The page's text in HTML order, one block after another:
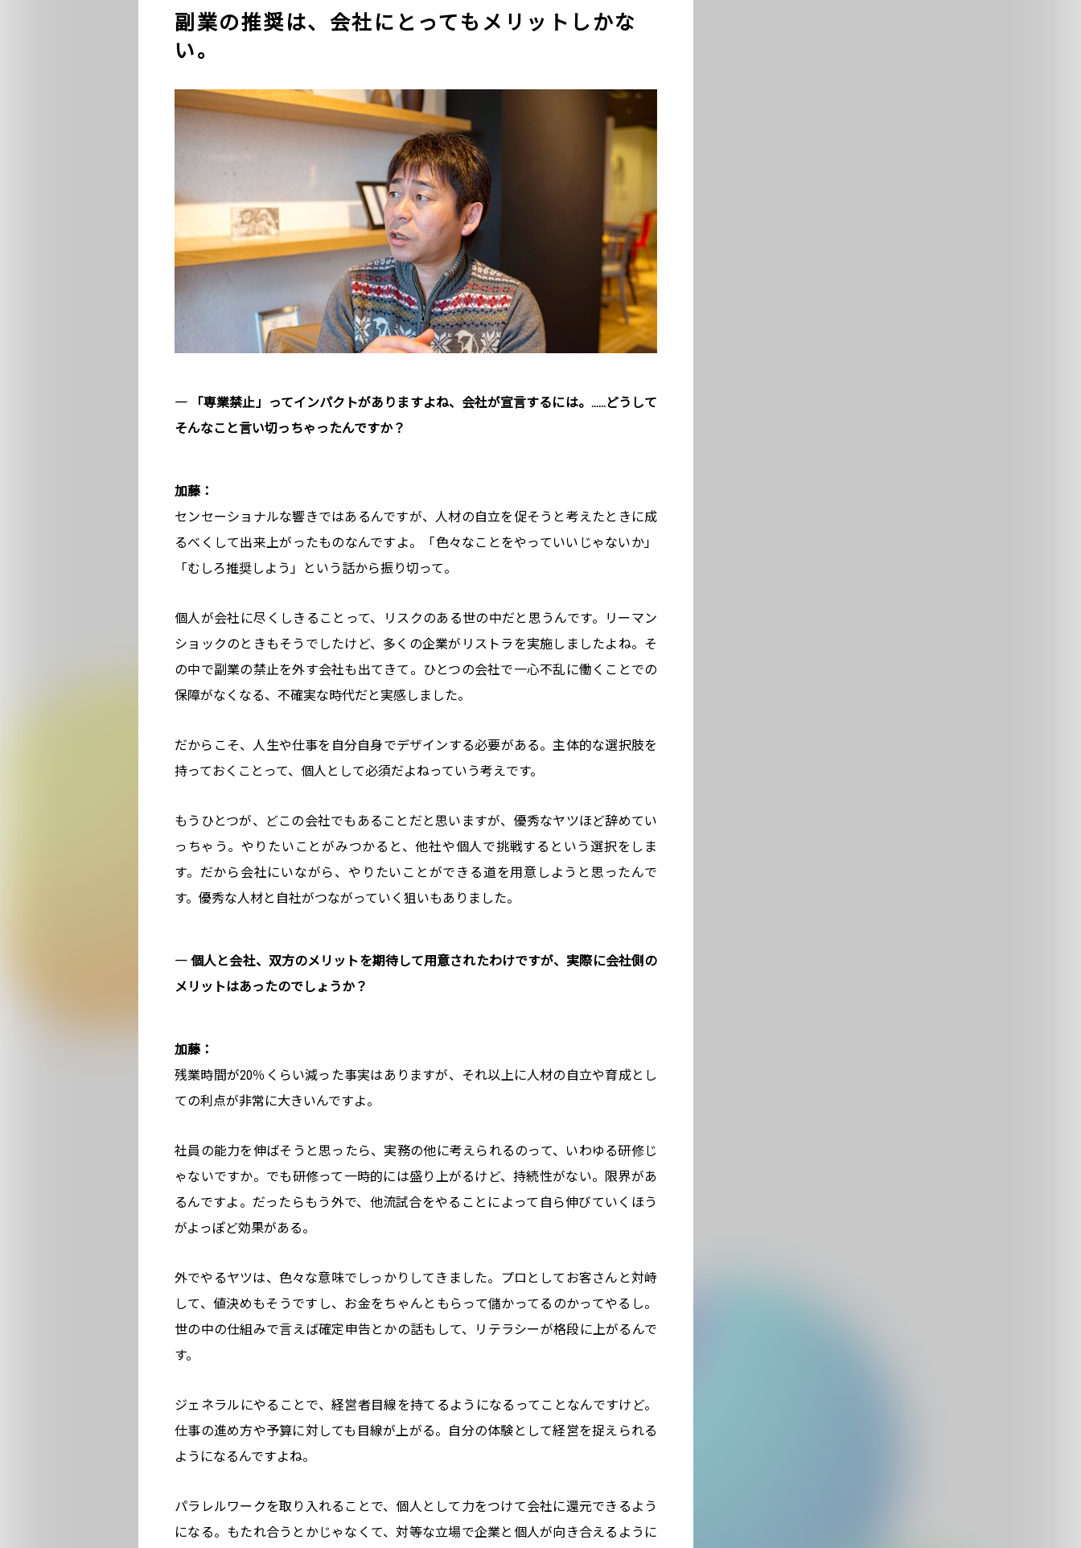
副業の推奨は、会社にとってもメリットしかな
い。
― 「専業禁止」ってインパクトがありますよね、会社が宣言するには。……どうして
そんなこと言い切っちゃったんですか？
加藤：
センセーショナルな響きではあるんですが、人材の自立を促そうと考えたときに成
るべくして出来上がったものなんですよ。「色々なことをやっていいじゃないか」
「むしろ推奨しよう」という話から振り切って。
個人が会社に尽くしきることって、リスクのある世の中だと思うんです。リーマン
ショックのときもそうでしたけど、多くの企業がリストラを実施しましたよね。そ
の中で副業の禁止を外す会社も出てきて。ひとつの会社で一心不乱に働くことでの
保障がなくなる、不確実な時代だと実感しました。
だからこそ、人生や仕事を自分自身でデザインする必要がある。主体的な選択肢を
持っておくことって、個人として必須だよねっていう考えです。
もうひとつが、どこの会社でもあることだと思いますが、優秀なヤツほど辞めてい
っちゃう。やりたいことがみつかると、他社や個人で挑戦するという選択をしま
す。だから会社にいながら、やりたいことができる道を用意しようと思ったんで
す。優秀な人材と自社がつながっていく狙いもありました。
― 個人と会社、双方のメリットを期待して用意されたわけですが、実際に会社側の
メリットはあったのでしょうか？
加藤：
残業時間が20％くらい減った事実はありますが、それ以上に人材の自立や育成とし
ての利点が非常に大きいんですよ。
社員の能力を伸ばそうと思ったら、実務の他に考えられるのって、いわゆる研修じ
ゃないですか。でも研修って一時的には盛り上がるけど、持続性がない。限界があ
るんですよ。だったらもう外で、他流試合をやることによって自ら伸びていくほう
がよっぽど効果がある。
外でやるヤツは、色々な意味でしっかりしてきました。プロとしてお客さんと対峙
して、値決めもそうですし、お金をちゃんともらって儲かってるのかってやるし。
世の中の仕組みで言えば確定申告とかの話もして、リテラシーが格段に上がるんで
す。
ジェネラルにやることで、経営者目線を持てるようになるってことなんですけど。
仕事の進め方や予算に対しても目線が上がる。自分の体験として経営を捉えられる
ようになるんですよね。
パラレルワークを取り入れることで、個人として力をつけて会社に還元できるよう
になる。もたれ合うとかじゃなくて、対等な立場で企業と個人が向き合えるように